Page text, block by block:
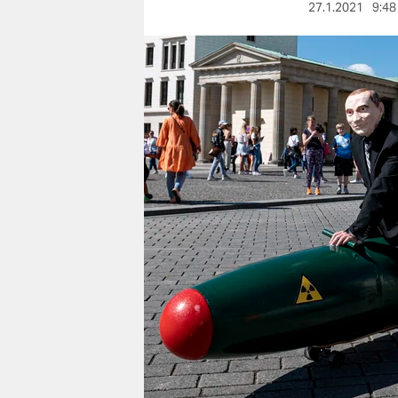
nord
wahrheit
verlag
verlag
veranstaltungen
shop
fragen & hilfe
unterstützen
abo
genossenschaft
27.1.2021